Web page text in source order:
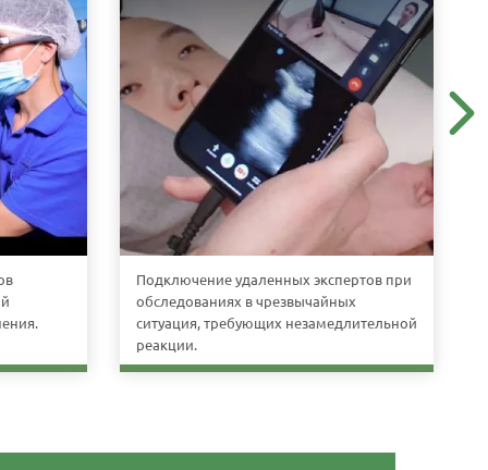
Подключение удаленных экспертов при
обследованиях в чрезвычайных
ситуация, требующих незамедлительной
реакции.